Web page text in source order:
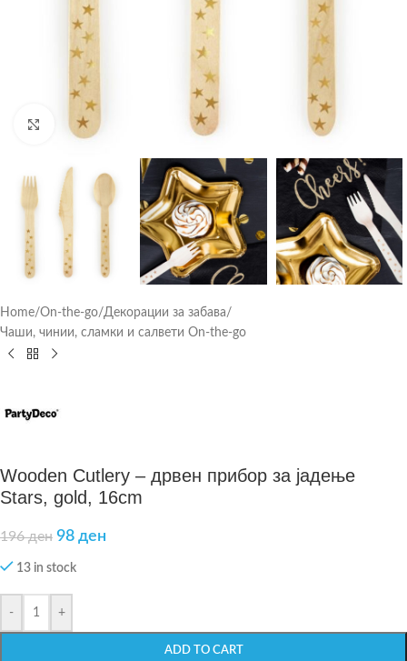
Click to enlarge
Home/On-the-go/Декорации за забава/
Чаши, чинии, сламки и салвети On-the-go
Wooden Cutlery – дрвен прибор за јадење
Stars, gold, 16cm
196ден 98 ден
13 in stock
- +
ADD TO CART